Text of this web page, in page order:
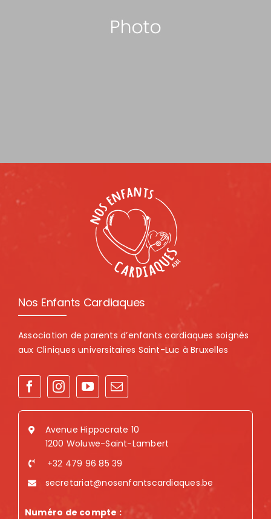
Nos Enfants Cardiaques
Association de parents d’enfants cardiaques soignés
aux Cliniques universitaires Saint-Luc à Bruxelles
Avenue Hippocrate 10
1200 Woluwe-Saint-Lambert
+32 479 96 85 39
secretariat@nosenfantscardiaques.be
Numéro de compte :